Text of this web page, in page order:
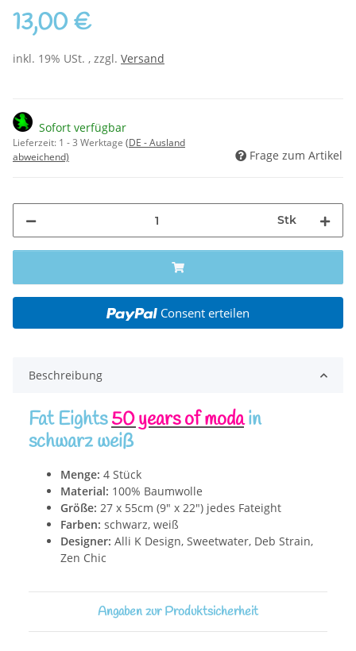
13,00 €
inkl. 19% USt. , zzgl. Versand
Sofort verfügbar
Lieferzeit: 1 - 3 Werktage (DE - Ausland
abweichend)
Frage zum Artikel
Stk
Consent erteilen
Beschreibung
Fat Eights50 years of modain
schwarz weiß
Menge: 4 Stück
Material: 100% Baumwolle
Größe: 27 x 55cm (9" x 22") jedes Fateight
Farben: schwarz, weiß
Designer: Alli K Design, Sweetwater, Deb Strain,
Zen Chic
Angaben zur Produktsicherheit